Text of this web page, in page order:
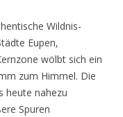
Wildnis-
Eupen,
wölbt sich ein
zum Himmel. Die
heute nahezu
Spuren